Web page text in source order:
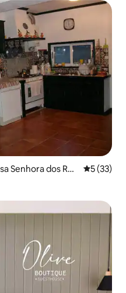
Senhora dos Re
Средна
5 (33)